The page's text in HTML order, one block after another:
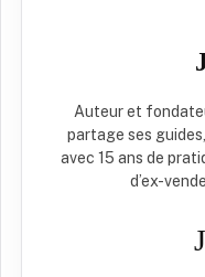
Auteur et
partage ses
avec 15 ans de
d’ex-